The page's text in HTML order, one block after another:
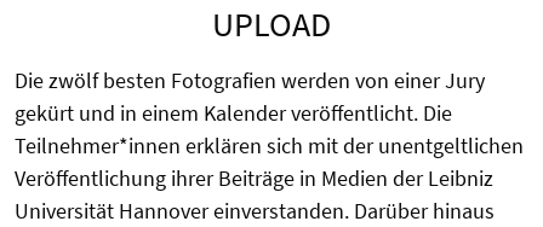
UPLOAD
Die zwölf besten Fotografien werden von einer Jury
gekürt und in einem Kalender veröffentlicht. Die
Teilnehmer*innen erklären sich mit der unentgeltlichen
Veröffentlichung ihrer Beiträge in Medien der Leibniz
Universität Hannover einverstanden. Darüber hinaus